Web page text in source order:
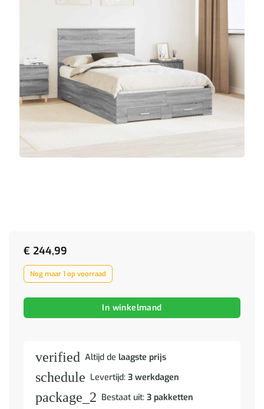
€ 244,99
Nog maar 1 op voorraad
In winkelmand
verified Altijd de laagste prijs
schedule Levertijd: 3 werkdagen
package_2 Bestaat uit: 3 pakketten